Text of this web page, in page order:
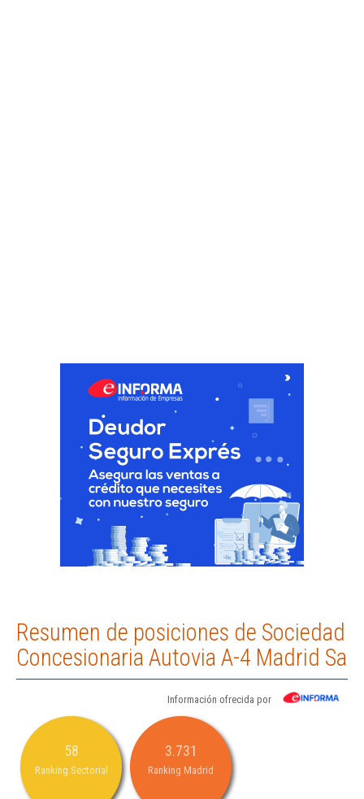
Resumen de posiciones de Sociedad
Concesionaria Autovia A-4 Madrid Sa
Información ofrecida por
58
Ranking Sectorial
3.731
Ranking Madrid